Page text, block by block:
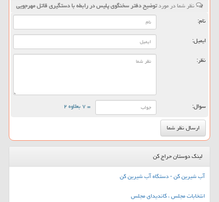
نظر شما در موردتوضیح دفتر سخنگوی پلیس در رابطه با دستگیری قاتل مهرجویی
نام:
ایمیل:
نظر:
سوال: = ۷ بعلاوه ۲
لینک دوستان حراج کن
آب شیرین کن - دستگاه آب شیرین کن
انتخابات مجلس ، کاندیدای مجلس